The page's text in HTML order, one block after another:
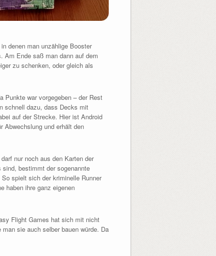
denen man unzählige Booster
Am Ende saß man dann auf dem
zu schenken, oder gleich als
Punkte war vorgegeben – der Rest
schnell dazu, dass Decks mit
auf der Strecke. Hier ist Android
Abwechslung und erhält den
nur noch aus den Karten der
sind, bestimmt der sogenannte
spielt sich der kriminelle Runner
haben ihre ganz eigenen
Flight Games hat sich mit nicht
sie auch selber bauen würde. Da